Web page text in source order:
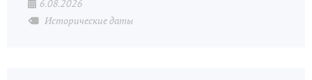
6.08.2026
Исторические даты